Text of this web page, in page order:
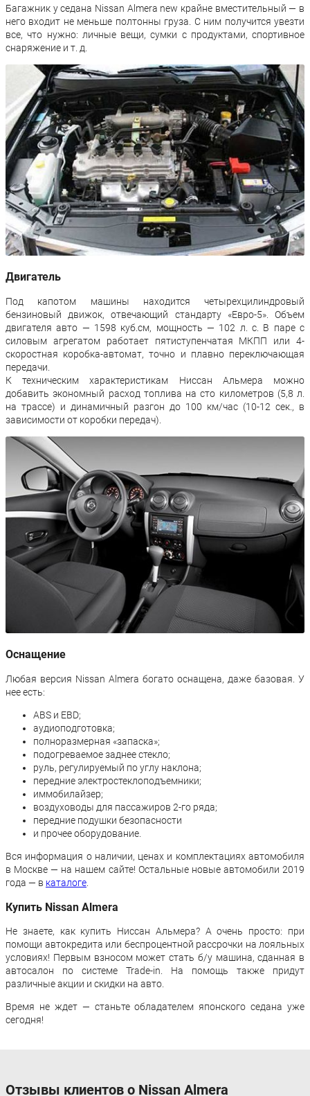
Багажник у седана Nissan Almera new крайне вместительный — в
него входит не меньше полтонны груза. С ним получится увезти
все, что нужно: личные вещи, сумки с продуктами, спортивное
снаряжение и т. д.
Двигатель
Под капотом машины находится четырехцилиндровый
бензиновый движок, отвечающий стандарту «Евро-5». Объем
двигателя авто — 1598 куб.см, мощность — 102 л. с. В паре с
силовым агрегатом работает пятиступенчатая МКПП или 4-
скоростная коробка-автомат, точно и плавно переключающая
передачи.
К техническим характеристикам Ниссан Альмера можно
добавить экономный расход топлива на сто километров (5,8 л.
на трассе) и динамичный разгон до 100 км/час (10-12 сек., в
зависимости от коробки передач).
Оснащение
Любая версия Nissan Almera богато оснащена, даже базовая. У
нее есть:
ABS и EBD;
аудиоподготовка;
полноразмерная «запаска»;
подогреваемое заднее стекло;
руль, регулируемый по углу наклона;
передние электростеклоподъемники;
иммобилайзер;
воздуховоды для пассажиров 2-го ряда;
передние подушки безопасности
и прочее оборудование.
Вся информация о наличии, ценах и комплектациях автомобиля
в Москве — на нашем сайте! Остальные новые автомобили 2019
года — в каталоге
Купить Nissan Almera
Не знаете, как купить Ниссан Альмера? А очень просто: при
помощи автокредита или беспроцентной рассрочки на лояльных
условиях! Первым взносом может стать б/у машина, сданная в
автосалон по системе Trade-in. На помощь также придут
различные акции и скидки на авто.
Время не ждет — станьте обладателем японского седана уже
сегодня!
Отзывы клиентов о Nissan Almera